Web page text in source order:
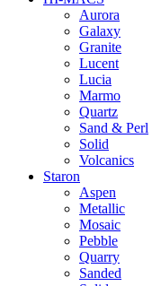
Aurora
Galaxy
Granite
Lucent
Lucia
Marmo
Quartz
Sand & Perl
Solid
Volcanics
Staron
Aspen
Metallic
Mosaic
Pebble
Quarry
Sanded